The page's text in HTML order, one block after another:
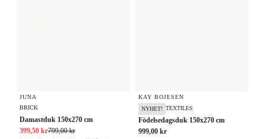
JUNA
BRICK
Damastduk 150x270 cm
399,50 kr799,00 kr
KAY BOJESEN
NYHET! TEXTILES
Födelsedagsduk 150x270 cm
999,00 kr